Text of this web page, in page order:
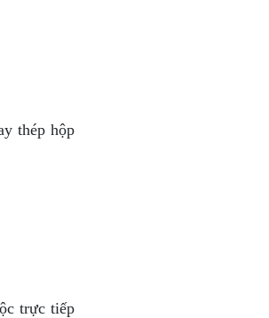
thép hộp
trực tiếp